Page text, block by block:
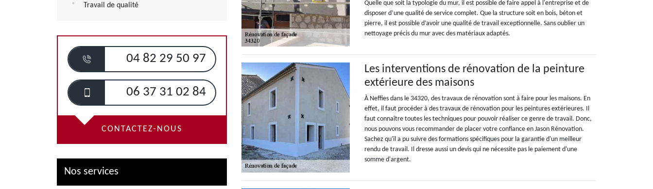
Travail de qualité
04 82 29 50 97
06 37 31 02 84
CONTACTEZ-NOUS
Nos services
Quelle que soit la typologie du mur, il est possible de faire appel à l'entreprise et de
disposer d’une qualité de service complet. Que la structure soit en bois, béton et
pierre, il est possible d’avoir une qualité de travail exceptionnelle. Sans oublier un
nettoyage précis du mur avec des matériaux adaptés.
Les interventions de rénovation de la peinture
extérieure des maisons
À Neffies dans le 34320, des travaux de rénovation sont à faire pour les maisons. En
effet, il faut procéder à des travaux de rénovation pour les peintures extérieures. Il
faut connaître toutes les techniques pour pouvoir réaliser ce genre de travail. Donc,
nous pouvons vous recommander de placer votre confiance en Jason Rénovation.
Sachez qu'il a pu suivre des formations spécifiques pour la garantie d'un meilleur
rendu de travail. Il dresse aussi un devis qui ne nécessite pas le paiement d'une
somme d'argent.